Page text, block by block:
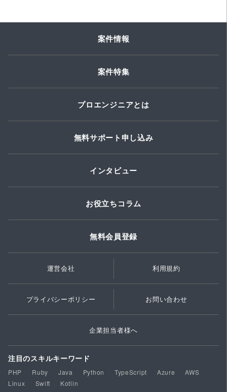
案件情報
案件特集
プロエンジニアとは
無料サポート申し込み
インタビュー
お役立ちコラム
無料会員登録
運営会社 利用規約
プライバシーポリシー お問い合わせ
企業担当者様へ
注目のスキルキーワード
PHP Ruby Java Python TypeScript Azure
AWS
Linux
Swift Kotlin